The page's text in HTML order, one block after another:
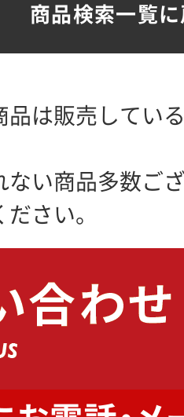
商品検索一覧
品は販売してい
ない商品多数ご
さい。